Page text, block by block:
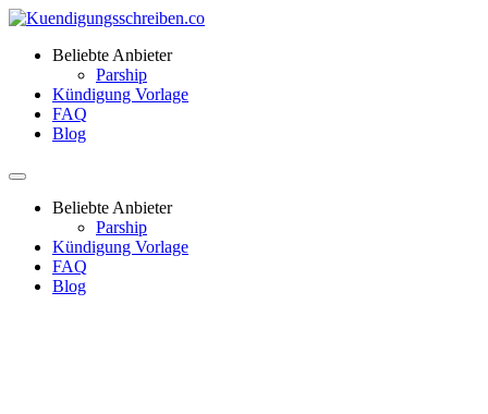
Beliebte Anbieter
Parship
Kündigung Vorlage
FAQ
Blog
Beliebte Anbieter
Parship
Kündigung Vorlage
FAQ
Blog